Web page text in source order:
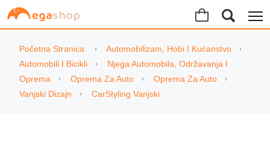
Početna Stranica
Automobilizam, Hobi I Kućanstvo
Automobili I Bicikli
Njega Automobila, Održavanja I
Oprema
Oprema Za Auto
Oprema Za Auto
Vanjski Dizajn
CarStyling Vanjski